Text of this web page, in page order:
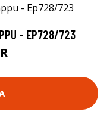
- EP728/723